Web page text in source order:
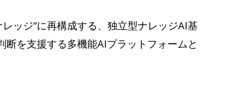
ッジ”に再構成する、独立型ナレッジAI基
を支援する多機能AIプラットフォームと